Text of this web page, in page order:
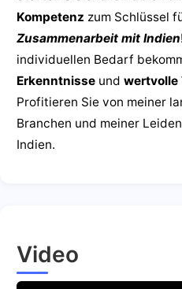
Kompetenz zum Schlüssel
Zusammenarbeit mit Indien
individuellen Bedarf
Erkenntnisse und wertvolle
Profitieren Sie von meiner
Branchen und meiner
Indien.
Video